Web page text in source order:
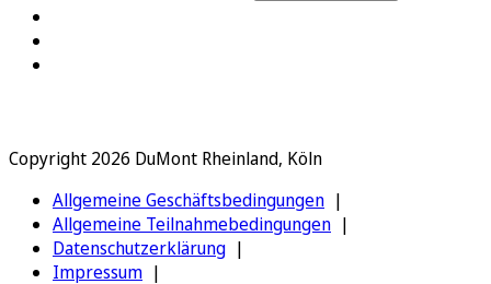
Copyright 2026 DuMont Rheinland, Köln
Allgemeine Geschäftsbedingungen
Allgemeine Teilnahmebedingungen
Datenschutzerklärung
Impressum